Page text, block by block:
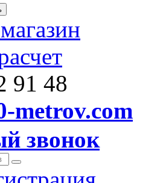
91 48
metrov.com
звонок